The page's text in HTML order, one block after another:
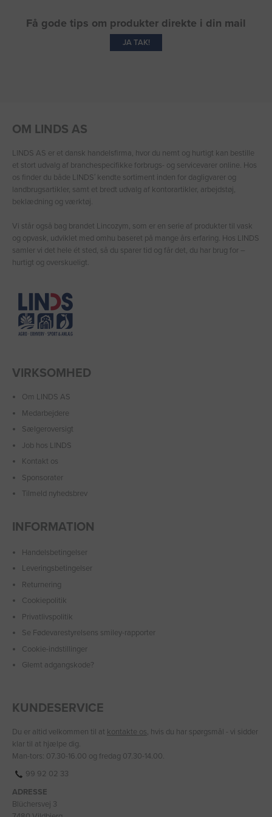
Få gode tips om produkter direkte i din mail
JA TAK!
OM LINDS AS
LINDS AS er et dansk handelsfirma, hvor du nemt og hurtigt kan bestille
et stort udvalg af branchespecifikke forbrugs- og servicevarer online. Hos
os finder du både LINDS′ kendte sortiment inden for dagligvarer og
landbrugsartikler, samt et bredt udvalg af kontorartikler, arbejdstøj,
beklædning og værktøj.
Vi står også bag brandet Lincozym, som er en serie af produkter til vask
og opvask, udviklet med omhu baseret på mange års erfaring. Hos LINDS
samler vi det hele ét sted, så du sparer tid og får det, du har brug for –
hurtigt og overskueligt.
VIRKSOMHED
Om LINDS AS
Medarbejdere
Sælgeroversigt
Job hos LINDS
Kontakt os
Sponsorater
Tilmeld nyhedsbrev
INFORMATION
Handelsbetingelser
Leveringsbetingelser
Returnering
Cookiepolitik
Privatlivspolitik
Se Fødevarestyrelsens smiley-rapporter
Cookie-indstillinger
Glemt adgangskode?
KUNDESERVICE
Du er altid velkommen til at kontakte os, hvis du har spørgsmål - vi sidder
klar til at hjælpe dig.
Man-tors: 07.30-16.00 og fredag 07.30-14.00.
99 92 02 33
ADRESSE
Blüchersvej 3